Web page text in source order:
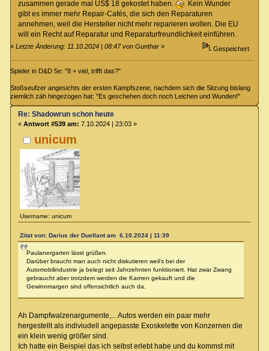
zusammen gerade mal US$ 18 gekostet haben.
Kein Wunder
gibt es immer mehr Repair-Cafés, die sich den Reparaturen
annehmen, weil die Hersteller nicht mehr reparieren wollen. Die EU
will ein Recht auf Reparatur und Reparaturfreundlichkeit einführen.
«Letzte Änderung: 11.10.2024 | 08:47 von Gunthar » Gespeichert
Spieler in D&D 5e: "8 + viel, trifft das?"
Stoßseufzer angesichts der ersten Kampfszene, nachdem sich die Sitzung bislang
ziemlich zäh hingezogen hat: "Es geschehen doch noch Leichen und Wunden!"
unicum
Username: unicum
Re: Shadowrun schon heute
« Antwort #539 am: 7.10.2024 | 23:03 »
Zitat von: Darius der Duellant am 6.10.2024 | 11:39
Paulanergarten lässt grüßen.
Darüber braucht man auch nicht diskutieren weil's bei der
Automobilindustrie ja belegt seit Jahrzehnten funktioniert. Hat zwar Zwang
gebraucht aber trotzdem werden die Karrren gekauft und die
Gewinnmargen sind offensichtlich auch da.
Ah Dampfwalzenargumente,... Autos werden ein paar mehr
hergestellt als indiviudell angepasste Exoskelette von Konzernen die
ein klein wenig größer sind.
Ich hatte ein Beispiel das ich selbst erlebt habe und du kommst mit